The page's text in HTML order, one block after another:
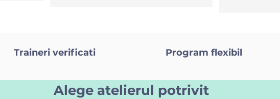
Traineri verificati Program flexibil
Alege atelierul potrivit